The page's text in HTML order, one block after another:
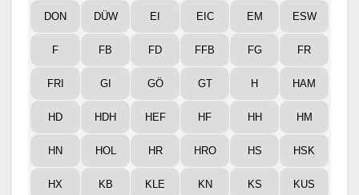
DON DÜW EI EIC EM ESW
F FB FD FFB FG FR
FRI GI GÖ GT H HAM
HD HDH HEF HF HH HM
HN HOL HR HRO HS HSK
HX KB KLE KN KS KUS